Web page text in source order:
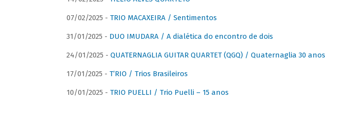
07/02/2025 - TRIO MACAXEIRA / Sentimentos
31/01/2025 - DUO IMUDARA / A dialética do encontro de dois
24/01/2025 - QUATERNAGLIA GUITAR QUARTET (QGQ) / Quaternaglia 30 anos
17/01/2025 - T’RIO / Trios Brasileiros
10/01/2025 - TRIO PUELLI / Trio Puelli – 15 anos